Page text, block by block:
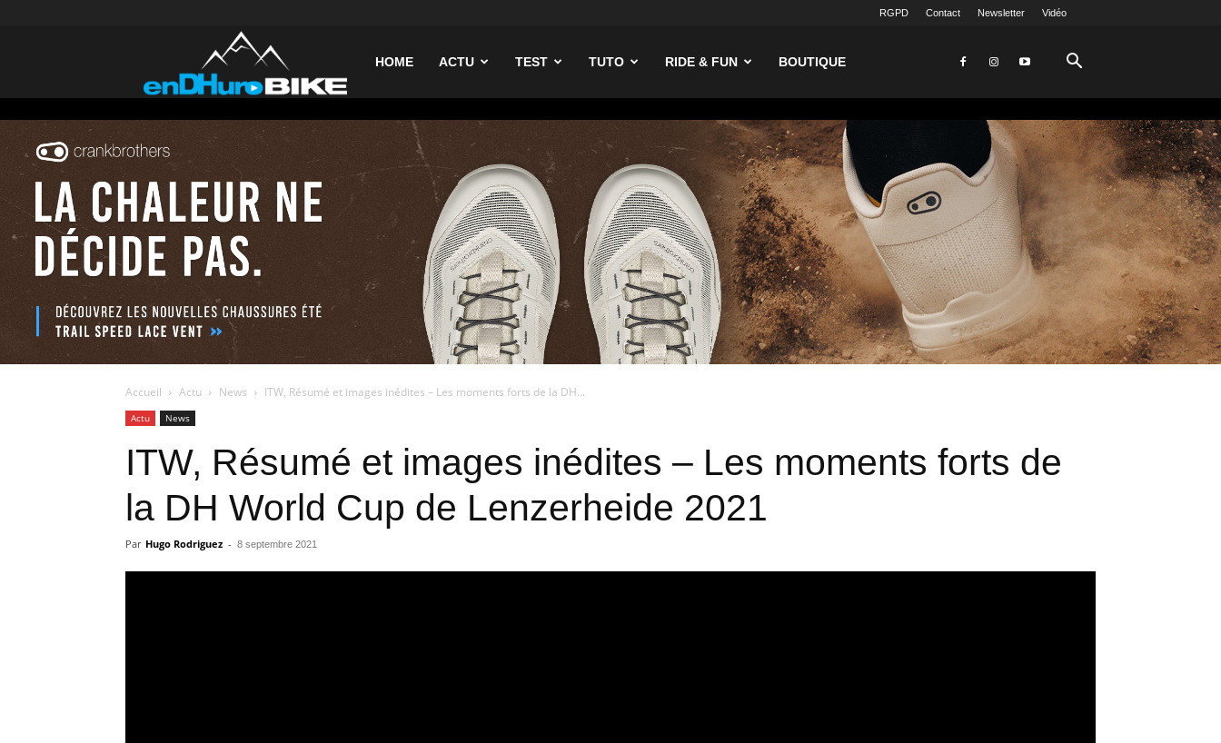
RGPD Contact Newsletter Vidéo
enDHurobike
HOME ACTU TEST TUTO RIDE & FUN BOUTIQUE
Accueil Actu News ITW, Résumé et images inédites – Les moments forts de la DH...
Actu News
ITW, Résumé et images inédites – Les moments forts de
la DH World Cup de Lenzerheide 2021
Par Hugo Rodriguez - 8 septembre 2021